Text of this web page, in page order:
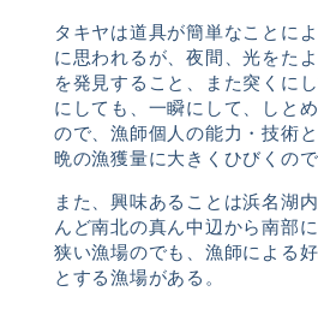
タキヤは道具が簡単なことに
に思われるが、夜間、光をた
を発見すること、また突くに
にしても、一瞬にして、しと
ので、漁師個人の能力・技術
晩の漁獲量に大きくひびくので
また、興味あることは浜名湖
んど南北の真ん中辺から南部
狭い漁場のでも、漁師による
とする漁場がある。